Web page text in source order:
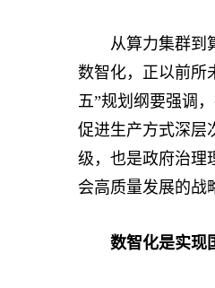
从算力集群到算
数智化，正以前所
五”规划纲要强调
促进生产方式深层
级，也是政府治理
会高质量发展的战
数智化是实现